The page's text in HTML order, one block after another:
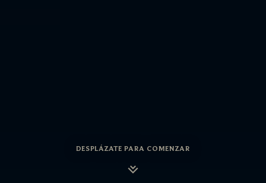
DESPLÁZATE PARA COMENZAR